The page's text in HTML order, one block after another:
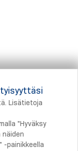
Lisätietoja
"Hyväksy
-painikkeella